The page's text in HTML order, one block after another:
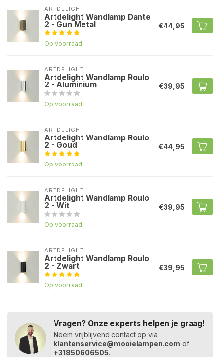
ARTDELIGHT
Artdelight Wandlamp Dante
2 - Gun Metal
Op voorraad
€44,95
ARTDELIGHT
Artdelight Wandlamp Roulo
2 - Aluminium
Op voorraad
€39,95
ARTDELIGHT
Artdelight Wandlamp Roulo
2 - Goud
Op voorraad
€44,95
ARTDELIGHT
Artdelight Wandlamp Roulo
2 - Wit
Op voorraad
€39,95
ARTDELIGHT
Artdelight Wandlamp Roulo
2 - Zwart
Op voorraad
€39,95
Vragen? Onze experts helpen je graag!
Neem vrijblijvend contact op via
klantenservice@mooielampen.com of
+31850606505.